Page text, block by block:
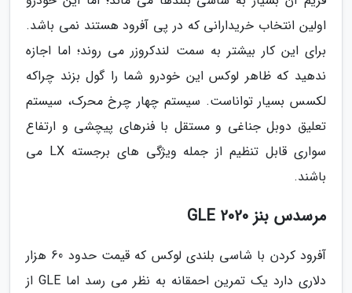
اولین انتخاب خریدارانی که در پی آفرود هستند نمی باشد.
برای این کار بیشتر به سمت لندکروزر می روند؛ اما اجازه
ندهید که ظاهر لوکس این خودرو شما را گول بزند چراکه
لکسس بسیار تواناست. سیستم چهار چرخ محرک، سیستم
تعلیق دوبل جناغی و مستقل با فنرهای پیچشی و ارتفاع
سواری قابل تنظیم از جمله ویژگی های برجسته LX می
باشند.
مرسدس بنز GLE 2020
آفرود کردن با شاسی بلندی لوکس که قیمت حدود 60 هزار
دلاری دارد یک تمرین احمقانه به نظر می رسد اما GLE از